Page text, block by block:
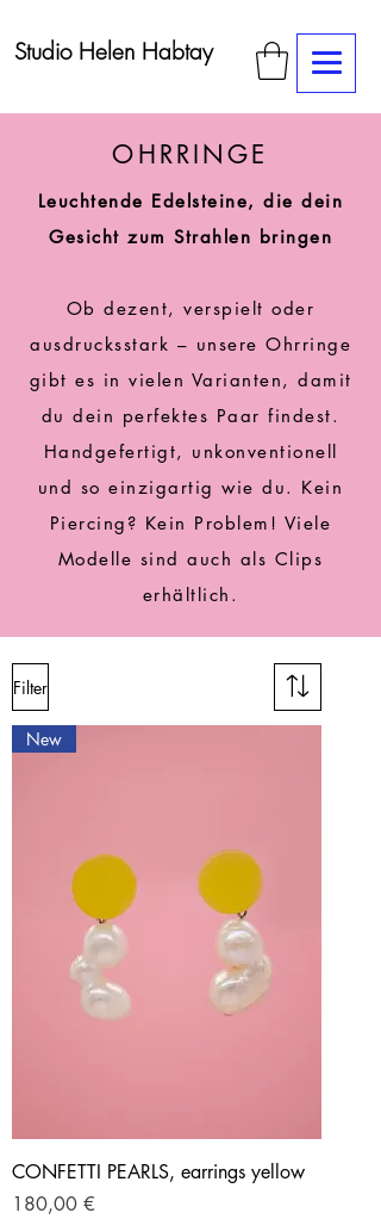
Studio Helen Habtay
OHRRINGE
Leuchtende Edelsteine, die dein
Gesicht zum Strahlen bringen
Ob dezent, verspielt oder
ausdrucksstark – unsere Ohrringe
gibt es in vielen Varianten, damit
du dein perfektes Paar findest.
Handgefertigt, unkonventionell
und so einzigartig wie du. Kein
Piercing? Kein Problem! Viele
Modelle sind auch als Clips
erhältlich.
Filter
New
CONFETTI PEARLS, earrings yellow
Preis
180,00 €